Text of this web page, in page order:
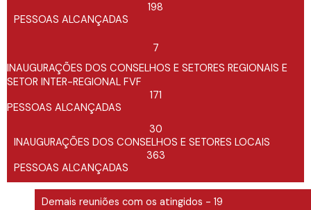
198
PESSOAS ALCANÇADAS
7
INAUGURAÇÕES DOS CONSELHOS E SETORES REGIONAIS E
SETOR INTER-REGIONAL FVF
171
PESSOAS ALCANÇADAS
30
INAUGURAÇÕES DOS CONSELHOS E SETORES LOCAIS
363
PESSOAS ALCANÇADAS
Demais reuniões com os atingidos - 19